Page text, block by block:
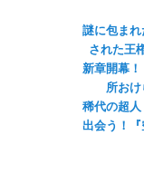
謎に包ま
された王
新章開幕
所お
稀代の超
出会う！